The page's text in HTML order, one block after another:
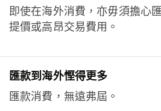
即使在海外消費，亦毋須擔心
提價或高昂交易費用。
匯款到海外慳得更多
匯款消費，無遠弗屆。